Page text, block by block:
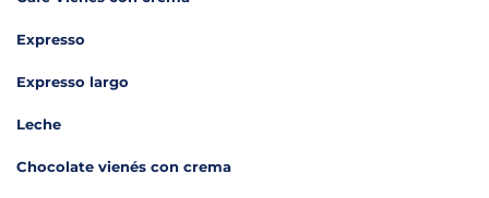
Expresso
Expresso largo
Leche
Chocolate vienés con crema